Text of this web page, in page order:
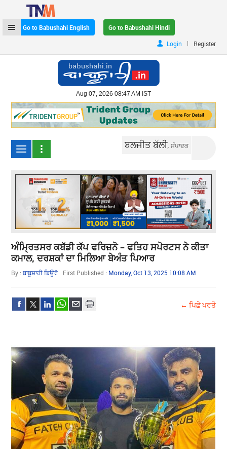
Go to Babushahi English
Go to Babushahi Hindi
Login
| Register
Aug 07, 2026 08:47 AM IST
ਬਲਜੀਤ ਬੱਲੀ,ਸੰਪਾਦਕ
ਅੰਮ੍ਰਿਤਸਰ ਕਬੱਡੀ ਕੱਪ ਫਰਿਜ਼ਨੋ – ਫਤਿਹ ਸਪੋਰਟਸ ਨੇ ਕੀਤਾ
ਕਮਾਲ, ਦਰਸ਼ਕਾਂ ਦਾ ਮਿਲਿਆ ਬੇਅੰਤ ਪਿਆਰ
By :ਬਾਬੂਸ਼ਾਹੀ ਬਿਊਰੋ First Published : Monday, Oct 13, 2025 10:08 AM
← ਪਿਛੇ ਪਰਤੋ